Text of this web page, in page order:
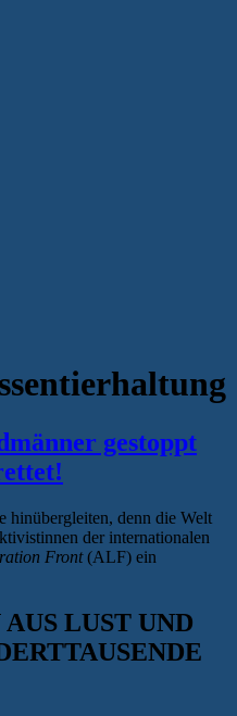
gestoppt
hinübergleiten, denn die Welt
der internationalen
Front(ALF) ein
LUST UND